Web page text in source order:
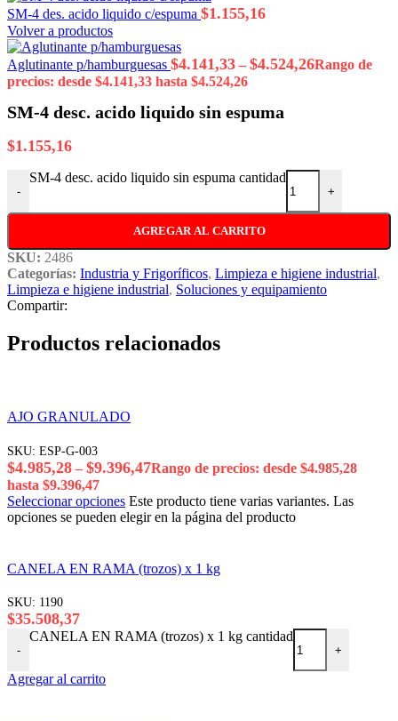
SM-4 des. acido liquido c/espuma $1.155,16
Volver a productos
Aglutinante p/hamburguesas $4.141,33 – $4.524,26Rango de
precios: desde $4.141,33 hasta $4.524,26
SM-4 desc. acido liquido sin espuma
$1.155,16
-
SM-4 desc. acido liquido sin espuma cantidad
+
AGREGAR AL CARRITO
SKU: 2486
Categorías: Industria y Frigoríficos, Limpieza e higiene industrial,
Limpieza e higiene industrial, Soluciones y equipamiento
Compartir:
Productos relacionados
AJO GRANULADO
SKU: ESP-G-003
$4.985,28 – $9.396,47Rango de precios: desde $4.985,28
hasta $9.396,47
Seleccionar opciones Este producto tiene varias variantes. Las
opciones se pueden elegir en la página del producto
CANELA EN RAMA (trozos) x 1 kg
SKU: 1190
$35.508,37
-
CANELA EN RAMA (trozos) x 1 kg cantidad
+
Agregar al carrito